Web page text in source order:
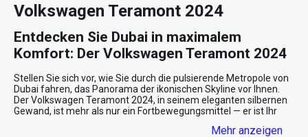
Volkswagen Teramont 2024
Entdecken Sie Dubai in maximalem
Komfort: Der Volkswagen Teramont 2024
Stellen Sie sich vor, wie Sie durch die pulsierende Metropole von
Dubai fahren, das Panorama der ikonischen Skyline vor Ihnen.
Der Volkswagen Teramont 2024, in seinem eleganten silbernen
Gewand, ist mehr als nur ein Fortbewegungsmittel — er ist Ihr
Mehr anzeigen